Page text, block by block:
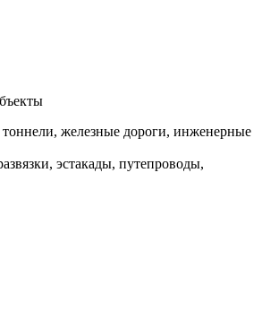
железные дороги, инженерные
эстакады, путепроводы,